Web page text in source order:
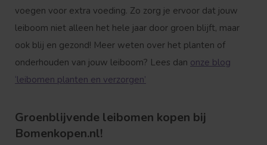
voegen voor extra voeding. Zo zorg je ervoor dat jouw
leiboom niet alleen het hele jaar door groen blijft, maar
ook blij en gezond! Meer weten over het planten of
onderhouden van jouw leiboom? Lees dan onze blog
‘leibomen planten en verzorgen’
Groenblijvende leibomen kopen bij
Bomenkopen.nl!